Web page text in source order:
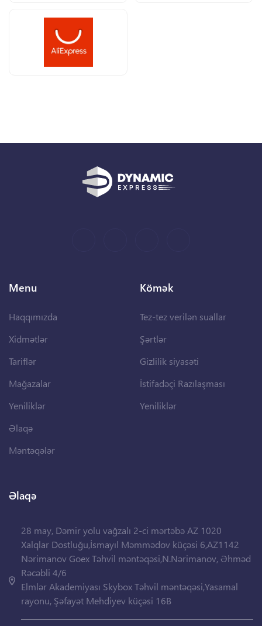
Menu
Haqqımızda
Xidmətlər
Tariflər
Mağazalar
Yeniliklər
Əlaqə
Məntəqələr
Kömək
Tez-tez verilən suallar
Şərtlər
Gizlilik siyasəti
İstifadəçi Razılaşması
Yeniliklər
Əlaqə
28 may, Dəmir yolu vağzalı 2-ci mərtəbə AZ 1020
Xalqlar Dostluğu,İsmayıl Məmmədov küçəsi 6,AZ1142
Nərimanov Goex Təhvil məntəqəsi,N.Nərimanov, Əhməd
Rəcəbli 4/6
Elmlər Akademiyası Skybox Təhvil məntəqəsi,Yasamal
rayonu, Şəfayət Mehdiyev küçəsi 16B